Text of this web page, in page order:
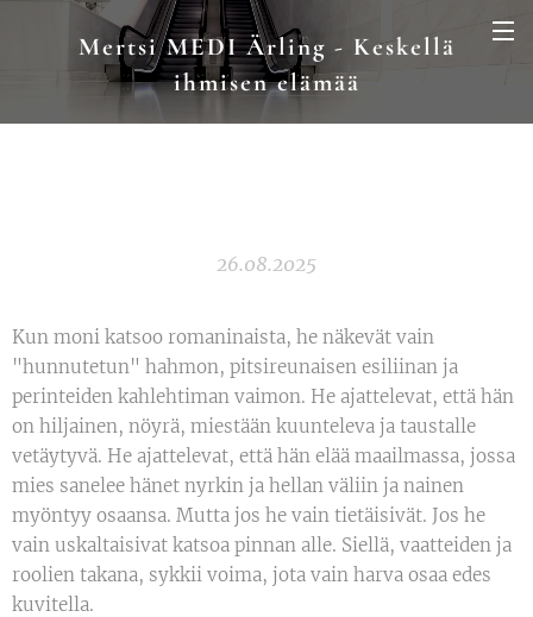
Mertsi MEDI Ärling - Keskellä
ihmisen elämää
26.08.2025
Kun moni katsoo romaninaista, he näkevät vain
"hunnutetun" hahmon, pitsireunaisen esiliinan ja
perinteiden kahlehtiman vaimon. He ajattelevat, että hän
on hiljainen, nöyrä, miestään kuunteleva ja taustalle
vetäytyvä. He ajattelevat, että hän elää maailmassa, jossa
mies sanelee hänet nyrkin ja hellan väliin ja nainen
myöntyy osaansa. Mutta jos he vain tietäisivät. Jos he
vain uskaltaisivat katsoa pinnan alle. Siellä, vaatteiden ja
roolien takana, sykkii voima, jota vain harva osaa edes
kuvitella.